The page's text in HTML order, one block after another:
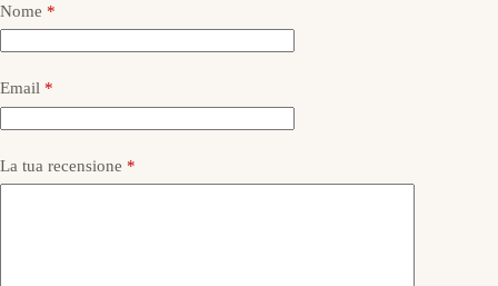
Nome *
Email *
La tua recensione *